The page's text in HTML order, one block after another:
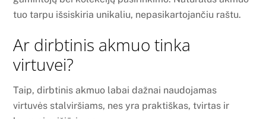
tuo tarpu išsiskiria unikaliu, nepasikartojančiu raštu.
Ar dirbtinis akmuo tinka
virtuvei?
Taip, dirbtinis akmuo labai dažnai naudojamas
virtuvės stalviršiams, nes yra praktiškas, tvirtas ir